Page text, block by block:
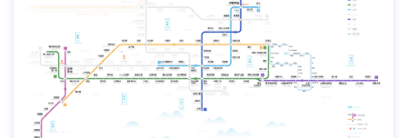
点击跳转至MetroMan查看